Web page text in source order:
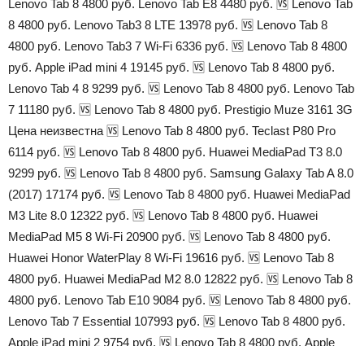
Lenovo Tab 8 4800 руб. Lenovo Tab E8 4480 руб. 🆚 Lenovo Tab
8 4800 руб. Lenovo Tab3 8 LTE 13978 руб. 🆚 Lenovo Tab 8
4800 руб. Lenovo Tab3 7 Wi-Fi 6336 руб. 🆚 Lenovo Tab 8 4800
руб. Apple iPad mini 4 19145 руб. 🆚 Lenovo Tab 8 4800 руб.
Lenovo Tab 4 8 9299 руб. 🆚 Lenovo Tab 8 4800 руб. Lenovo Tab
7 11180 руб. 🆚 Lenovo Tab 8 4800 руб. Prestigio Muze 3161 3G
Цена неизвестна 🆚 Lenovo Tab 8 4800 руб. Teclast P80 Pro
6114 руб. 🆚 Lenovo Tab 8 4800 руб. Huawei MediaPad T3 8.0
9299 руб. 🆚 Lenovo Tab 8 4800 руб. Samsung Galaxy Tab A 8.0
(2017) 17174 руб. 🆚 Lenovo Tab 8 4800 руб. Huawei MediaPad
M3 Lite 8.0 12322 руб. 🆚 Lenovo Tab 8 4800 руб. Huawei
MediaPad M5 8 Wi-Fi 20900 руб. 🆚 Lenovo Tab 8 4800 руб.
Huawei Honor WaterPlay 8 Wi-Fi 19616 руб. 🆚 Lenovo Tab 8
4800 руб. Huawei MediaPad M2 8.0 12822 руб. 🆚 Lenovo Tab 8
4800 руб. Lenovo Tab E10 9084 руб. 🆚 Lenovo Tab 8 4800 руб.
Lenovo Tab 7 Essential 107993 руб. 🆚 Lenovo Tab 8 4800 руб.
Apple iPad mini 2 9754 руб. 🆚 Lenovo Tab 8 4800 руб. Apple